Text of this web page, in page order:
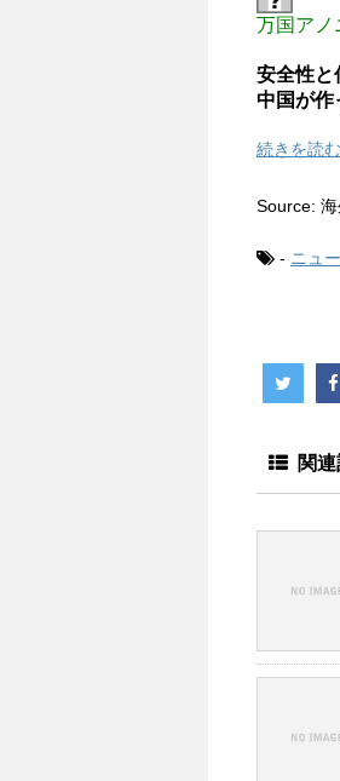
万国アノ
安全性と
中国が作
続きを読む
Source:
- ニュ
関